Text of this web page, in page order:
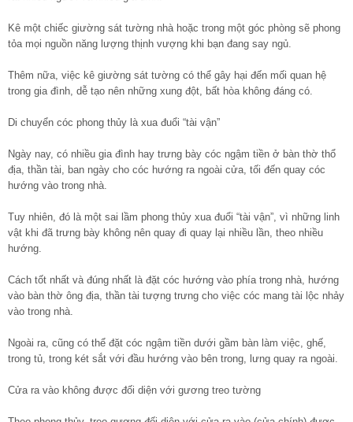
Kê một chiếc giường sát tường nhà hoặc trong một góc phòng sẽ phong
tỏa mọi nguồn năng lượng thịnh vượng khi bạn đang say ngủ.
Thêm nữa, việc kê giường sát tường có thể gây hại đến mối quan hệ
trong gia đình, dễ tạo nên những xung đột, bất hòa không đáng có.
Di chuyển cóc phong thủy là xua đuổi “tài vận”
Ngày nay, có nhiều gia đình hay trưng bày cóc ngậm tiền ở bàn thờ thổ
địa, thần tài, ban ngày cho cóc hướng ra ngoài cửa, tối đến quay cóc
hướng vào trong nhà.
Tuy nhiên, đó là một sai lầm phong thủy xua đuổi “tài vận”, vì những linh
vật khi đã trưng bày không nên quay đi quay lại nhiều lần, theo nhiều
hướng.
Cách tốt nhất và đúng nhất là đặt cóc hướng vào phía trong nhà, hướng
vào bàn thờ ông địa, thần tài tượng trưng cho việc cóc mang tài lộc nhảy
vào trong nhà.
Ngoài ra, cũng có thể đặt cóc ngậm tiền dưới gầm bàn làm việc, ghế,
trong tủ, trong két sắt với đầu hướng vào bên trong, lưng quay ra ngoài.
Cửa ra vào không được đối diện với gương treo tường